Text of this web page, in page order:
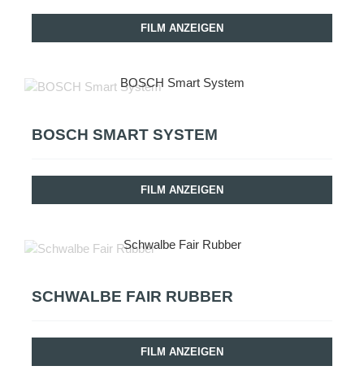
FILM ANZEIGEN
BOSCH Smart System
BOSCH SMART SYSTEM
FILM ANZEIGEN
Schwalbe Fair Rubber
SCHWALBE FAIR RUBBER
FILM ANZEIGEN